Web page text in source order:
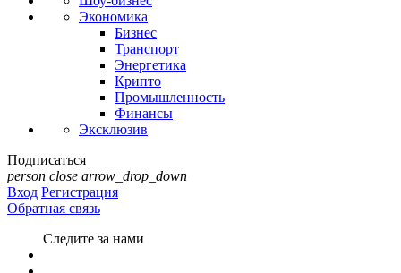
Экономика
Бизнес
Транспорт
Энергетика
Крипто
Промышленность
Финансы
Эксклюзив
Подписаться
person close arrow_drop_down
Вход Регистрация
Обратная связь
Следите за нами